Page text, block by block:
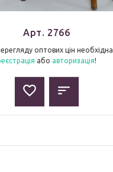
Арт. 2766
оптових цін необхідна
або авторизація!